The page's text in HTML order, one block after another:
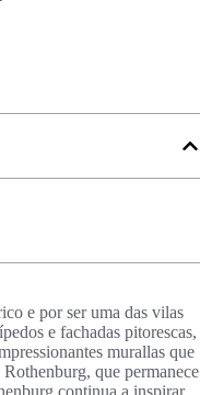
e por ser uma das vilas
e fachadas pitorescas,
murallas que
que permanece